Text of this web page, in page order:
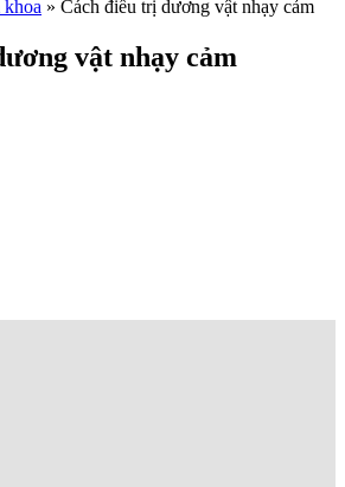
khoa » Cách điều trị dương vật nhạy cảm
vật nhạy cảm